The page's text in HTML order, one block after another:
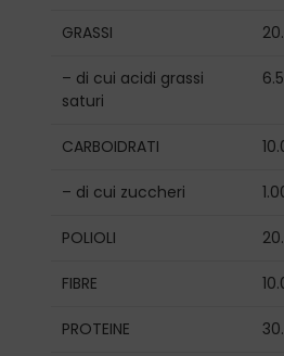
GRASSI
– di cui acidi grassi
saturi
CARBOIDRATI
– di cui zuccheri
POLIOLI
FIBRE
PROTEINE